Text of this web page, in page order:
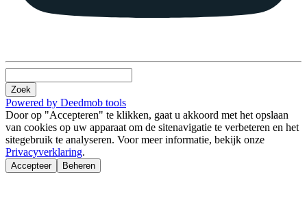
Zoek
Powered by Deedmob tools
Door op "Accepteren" te klikken, gaat u akkoord met het opslaan
van cookies op uw apparaat om de sitenavigatie te verbeteren en het
sitegebruik te analyseren. Voor meer informatie, bekijk onze
Privacyverklaring.
Accepteer Beheren